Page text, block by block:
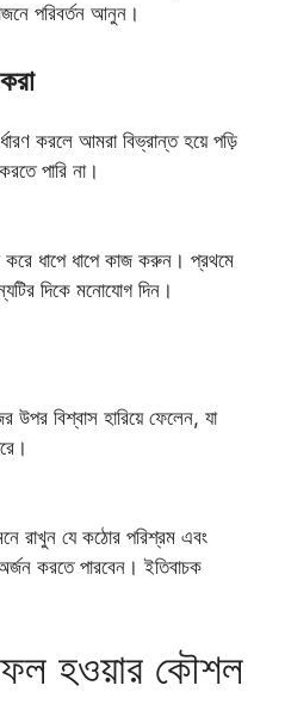
পরিবর্তন আনুন।
করলে আমরা বিভ্রান্ত হয়ে পড়ি
পারি না।
করে ধাপে ধাপে কাজ করুন। প্রথমে
দিকে মনোযোগ দিন।
উপর বিশ্বাস হারিয়ে ফেলেন, যা
রাখুন যে কঠোর পরিশ্রম এবং
করতে পারবেন। ইতিবাচক
সফল হওয়ার কৌশল